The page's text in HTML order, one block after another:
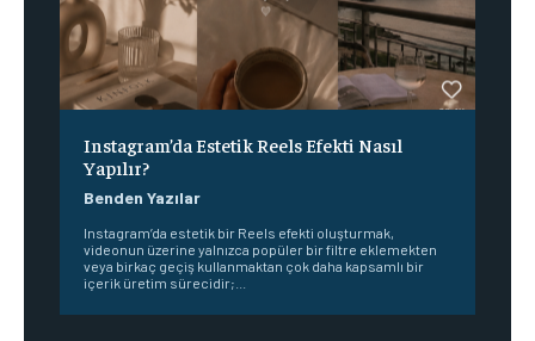
Instagram’da Estetik Reels Efekti Nasıl
Yapılır?
Benden Yazılar
Instagram’da estetik bir Reels efekti oluşturmak,
videonun üzerine yalnızca popüler bir filtre eklemekten
veya birkaç geçiş kullanmaktan çok daha kapsamlı bir
içerik üretim sürecidir;...